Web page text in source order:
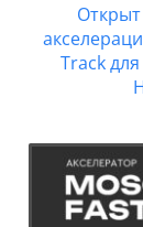
Track